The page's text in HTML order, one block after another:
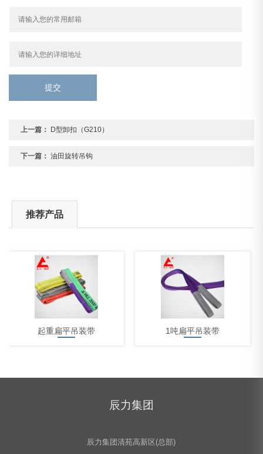
提交
上一篇： D型卸扣（G210）
下一篇： 油田旋转吊钩
推荐产品
起重扁平吊装带 1吨扁平吊装带
耐酸碱吊装带10吨
辰力集团
辰力集团清苑高新区(总部)